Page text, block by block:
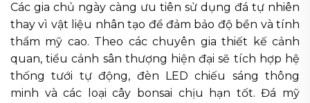
Các gia chủ ngày càng ưu tiên sử dụng đá tự nhiên
thay vì vật liệu nhân tạo để đảm bảo độ bền và tính
thẩm mỹ cao. Theo các chuyên gia thiết kế cảnh
quan, tiểu cảnh sân thượng hiện đại sẽ tích hợp hệ
thống tưới tự động, đèn LED chiếu sáng thông
minh và các loại cây bonsai chịu hạn tốt. Đá mỹ